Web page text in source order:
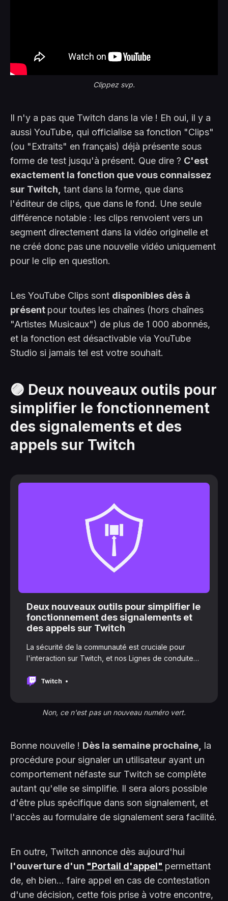
Clippez svp.
Il n'y a pas que Twitch dans la vie ! Eh oui, il y a
aussi YouTube, qui officialise sa fonction "Clips"
(ou "Extraits" en français) déjà présente sous
forme de test jusqu'à présent. Que dire ? C'est
exactement la fonction que vous connaissez
sur Twitch, tant dans la forme, que dans
l'éditeur de clips, que dans le fond. Une seule
différence notable : les clips renvoient vers un
segment directement dans la vidéo originelle et
ne créé donc pas une nouvelle vidéo uniquement
pour le clip en question.
Les YouTube Clips sont disponibles dès à
présent pour toutes les chaînes (hors chaînes
"Artistes Musicaux") de plus de 1 000 abonnés,
et la fonction est désactivable via YouTube
Studio si jamais tel est votre souhait.
🟣 Deux nouveaux outils pour
simplifier le fonctionnement
des signalements et des
appels sur Twitch
Deux nouveaux outils pour simplifier le
fonctionnement des signalements et
des appels sur Twitch
La sécurité de la communauté est cruciale pour
l'interaction sur Twitch, et nos Lignes de conduite
sécurité de la communauté qui définit les normes
Twitch
Non, ce n'est pas un nouveau numéro vert.
Bonne nouvelle ! Dès la semaine prochaine, la
procédure pour signaler un utilisateur ayant un
comportement néfaste sur Twitch se complète
autant qu'elle se simplifie. Il sera alors possible
d'être plus spécifique dans son signalement, et
l'accès au formulaire de signalement sera facilité.
En outre, Twitch annonce dès aujourd'hui
l'ouverture d'un "Portail d'appel" permettant
de, eh bien... faire appel en cas de contestation
d'une décision, cette fois prise à votre encontre,